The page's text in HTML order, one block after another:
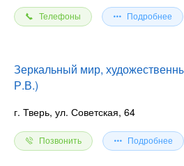
Телефоны Подробнее
Зеркальный мир,
Р.В.)
г. Тверь, ул. Советская, 64
Позвонить Подробнее